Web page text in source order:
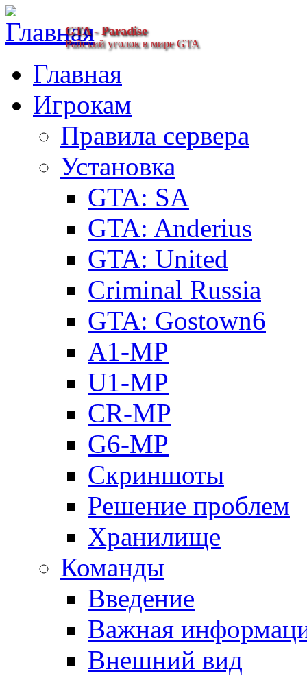
GTA - Paradise
Райский уголок в мире GTA
Главная
Игрокам
Правила сервера
Установка
GTA: SA
GTA: Anderius
GTA: United
Criminal Russia
GTA: Gostown6
A1-MP
U1-MP
CR-MP
G6-MP
Скриншоты
Решение проблем
Хранилище
Команды
Введение
Важная
Внешний вид